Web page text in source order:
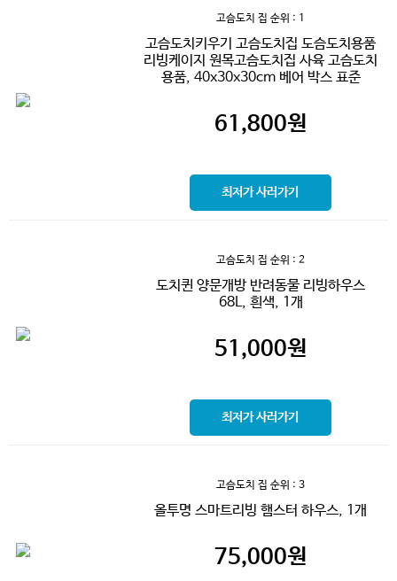
고슴도치 집 순위 : 1
고슴도치키우기 고슴도치집 도슴도치용품
리빙케이지 원목고슴도치집 사육 고슴도치
용품, 40x30x30cm 베어 박스 표준
61,800원
최저가 사러가기
고슴도치 집 순위 : 2
도치퀸 양문개방 반려동물 리빙하우스
68L, 흰색, 1개
51,000원
최저가 사러가기
고슴도치 집 순위 : 3
올투명 스마트리빙 햄스터 하우스, 1개
75,000원